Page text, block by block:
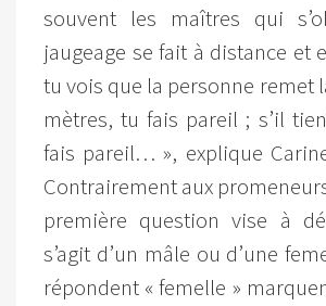
souvent les maîtres qui
jaugeage se fait à distance et
tu vois que la personne remet
mètres, tu fais pareil ; s’il
fais pareil… », explique
Contrairement aux
première question vise à
s’agit d’un mâle ou d’une
répondent « femelle »